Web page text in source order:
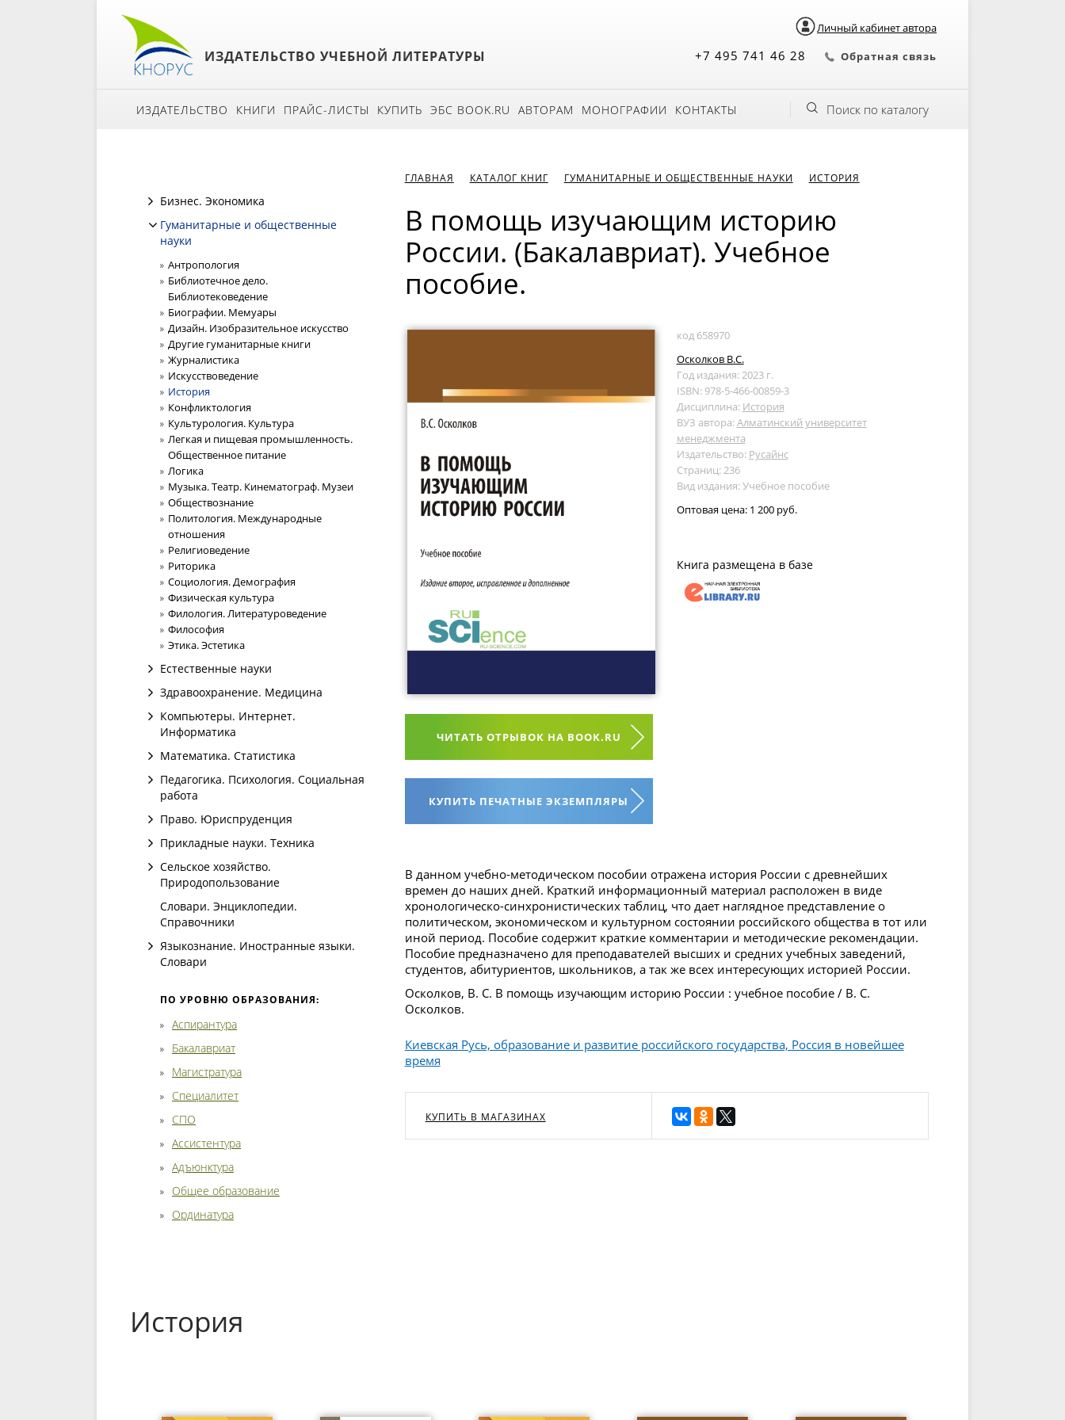
Личный кабинет автора
ИЗДАТЕЛЬСТВО УЧЕБНОЙ ЛИТЕРАТУРЫ +7 495 741 46 28 Обратная связь
ИЗДАТЕЛЬСТВО КНИГИ ПРАЙС-ЛИСТЫ КУПИТЬ ЭБС BOOK.RU АВТОРАМ МОНОГРАФИИ КОНТАКТЫ Поиск по каталогу
Бизнес. Экономика
Гуманитарные и общественные
науки
Антропология
Библиотечное дело.
Библиотековедение
Биографии. Мемуары
Дизайн. Изобразительное искусство
Другие гуманитарные книги
Журналистика
Искусствоведение
История
Конфликтология
Культурология. Культура
Легкая и пищевая промышленность.
Общественное питание
Логика
Музыка. Театр. Кинематограф. Музеи
Обществознание
Политология. Международные
отношения
Религиоведение
Риторика
Социология. Демография
Физическая культура
Филология. Литературоведение
Философия
Этика. Эстетика
Естественные науки
Здравоохранение. Медицина
Компьютеры. Интернет.
Информатика
Математика. Статистика
Педагогика. Психология. Социальная
работа
Право. Юриспруденция
Прикладные науки. Техника
Сельское хозяйство.
Природопользование
Словари. Энциклопедии.
Справочники
Языкознание. Иностранные языки.
Словари
ПО УРОВНЮ ОБРАЗОВАНИЯ:
Аспирантура
Бакалавриат
Магистратура
Специалитет
СПО
Ассистентура
Адъюнктура
Общее образование
Ординатура
ГЛАВНАЯ КАТАЛОГ КНИГ ГУМАНИТАРНЫЕ И ОБЩЕСТВЕННЫЕ НАУКИ ИСТОРИЯ
В помощь изучающим историю
России. (Бакалавриат). Учебное
пособие.
ЧИТАТЬ ОТРЫВОК НА BOOK.RU
КУПИТЬ ПЕЧАТНЫЕ ЭКЗЕМПЛЯРЫ
код 658970
Осколков В.С.
Год издания: 2023 г.
ISBN: 978-5-466-00859-3
Дисциплина: История
ВУЗ автора:Алматинский университет
менеджмента
Издательство: Русайнс
Страниц: 236
Вид издания: Учебное пособие
Оптовая цена: 1 200 руб.
Книга размещена в базе
В данном учебно-методическом пособии отражена история России с древнейших
времен до наших дней. Краткий информационный материал расположен в виде
хронологическо-синхронистических таблиц, что дает наглядное представление о
политическом, экономическом и культурном состоянии российского общества в тот или
иной период. Пособие содержит краткие комментарии и методические рекомендации.
Пособие предназначено для преподавателей высших и средних учебных заведений,
студентов, абитуриентов, школьников, а так же всех интересующих историей России.
Осколков, В. С. В помощь изучающим историю России : учебное пособие / В. С.
Осколков.
Киевская Русь, образование и развитие российского государства, Россия в новейшее
время
КУПИТЬ В МАГАЗИНАХ
История